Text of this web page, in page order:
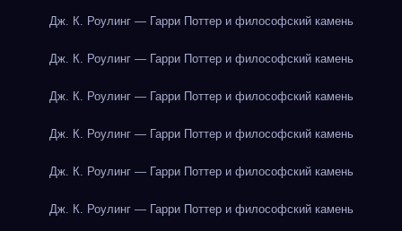
Дж. К. Роулинг — Гарри Поттер и философский камень
Дж. К. Роулинг — Гарри Поттер и философский камень
Дж. К. Роулинг — Гарри Поттер и философский камень
Дж. К. Роулинг — Гарри Поттер и философский камень
Дж. К. Роулинг — Гарри Поттер и философский камень
Дж. К. Роулинг — Гарри Поттер и философский камень